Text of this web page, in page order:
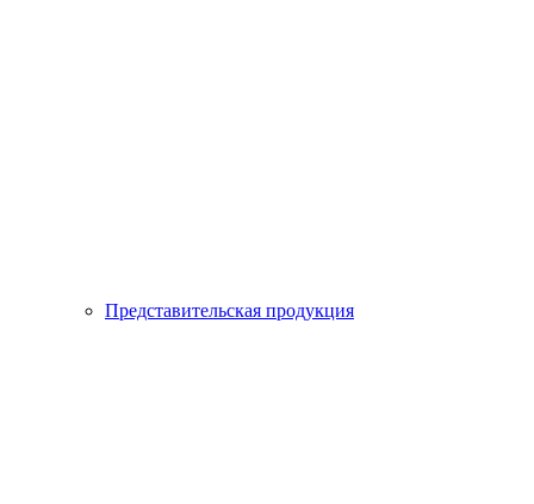
Представительская продукция